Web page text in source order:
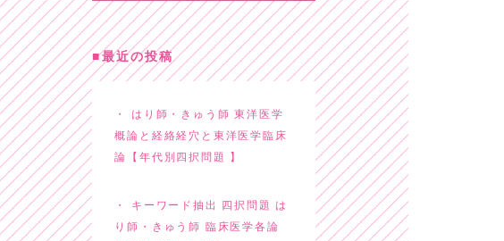
最近の投稿
はり師・きゅう師 東洋医学
概論と経絡経穴と東洋医学臨床
論【年代別四択問題 】
キーワード抽出 四択問題 は
り師・きゅう師 臨床医学各論